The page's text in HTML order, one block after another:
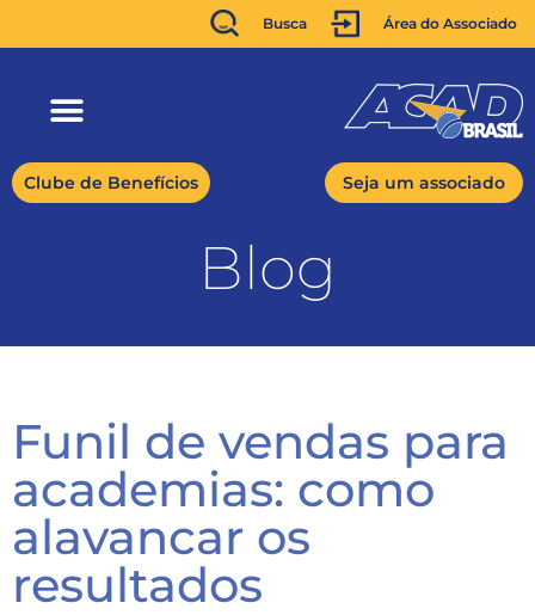
Busca Área do Associado
Clube de Benefícios Seja um associado
Blog
Funil de vendas para
academias: como
alavancar os
resultados